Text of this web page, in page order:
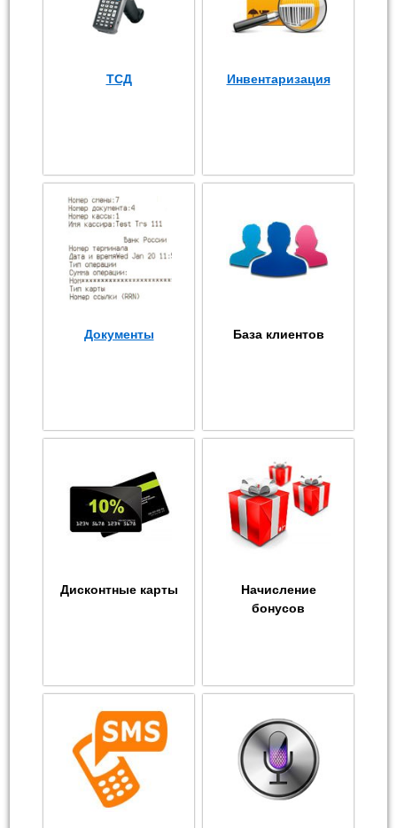
ТСД Инвентаризация
Документы База клиентов
Дисконтные карты
Начисление
бонусов